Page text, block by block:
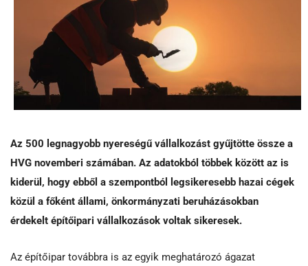
Az 500 legnagyobb nyereségű vállalkozást gyűjtötte össze a
HVG novemberi számában. Az adatokból többek között az is
kiderül, hogy ebből a szempontból legsikeresebb hazai cégek
közül a főként állami, önkormányzati beruházásokban
érdekelt építőipari vállalkozások voltak sikeresek.
Az építőipar továbbra is az egyik meghatározó ágazat